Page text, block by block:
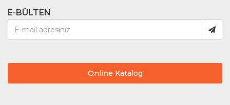
E-BÜLTEN
Online Katalog